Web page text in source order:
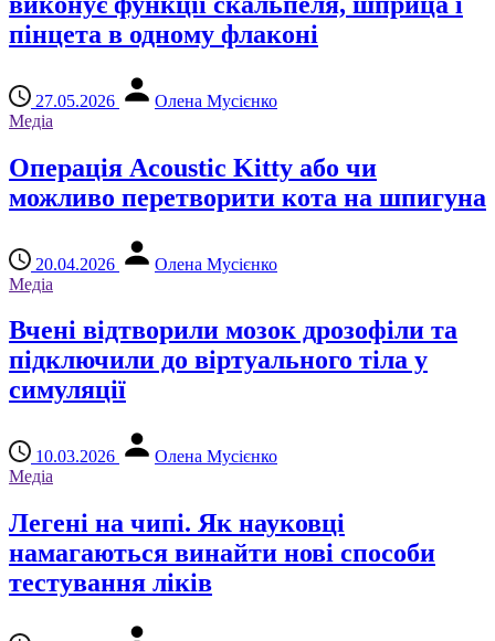
пінцета в одному флаконі
27.05.2026
Олена Мусієнко
Медіа
Операція Acoustic Kitty або чи
можливо перетворити кота на шпигуна
20.04.2026
Олена Мусієнко
Медіа
Вчені відтворили мозок дрозофіли та
підключили до віртуального тіла у
симуляції
10.03.2026
Олена Мусієнко
Медіа
Легені на чипі. Як науковці
намагаються винайти нові способи
тестування ліків